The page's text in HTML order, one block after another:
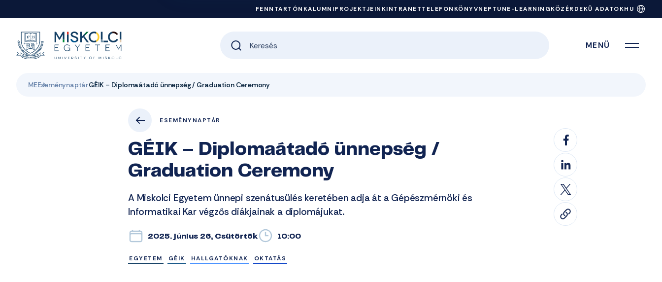
FENNTARTÓNKALUMNIPROJEKTJEINKINTRANETTELEFONKÖNYVNEPTUNE-LEARNINGKÖZÉRDEKŰ ADATOKHU
MENÜ
MEEseménynaptárGÉIK – Diplomaátadó ünnepség / Graduation Ceremony
ESEMÉNYNAPTÁR
GÉIK – Diplomaátadó ünnepség /
Graduation Ceremony
A Miskolci Egyetem ünnepi szenátusülés keretében adja át a Gépészmérnöki és
Informatikai Kar végzős diákjainak a diplomájukat.
2025. június 26, Csütörtök 10:00
EGYETEM GÉIK HALLGATÓKNAK OKTATÁS